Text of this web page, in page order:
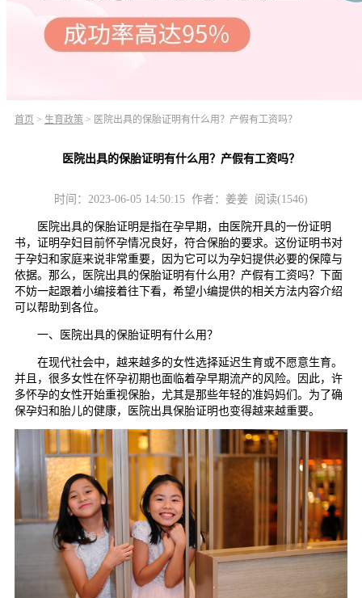
首页 > 生育政策 > 医院出具的保胎证明有什么用？产假有工资吗？
医院出具的保胎证明有什么用？产假有工资吗？
时间：2023-06-05 14:50:15 作者：姜姜 阅读(1546)
医院出具的保胎证明是指在孕早期，由医院开具的一份证明
书，证明孕妇目前怀孕情况良好，符合保胎的要求。这份证明书对
于孕妇和家庭来说非常重要，因为它可以为孕妇提供必要的保障与
依据。那么，医院出具的保胎证明有什么用？产假有工资吗？下面
不妨一起跟着小编接着往下看，希望小编提供的相关方法内容介绍
可以帮助到各位。
一、医院出具的保胎证明有什么用？
在现代社会中，越来越多的女性选择延迟生育或不愿意生育。
并且，很多女性在怀孕初期也面临着孕早期流产的风险。因此，许
多怀孕的女性开始重视保胎，尤其是那些年轻的准妈妈们。为了确
保孕妇和胎儿的健康，医院出具保胎证明也变得越来越重要。